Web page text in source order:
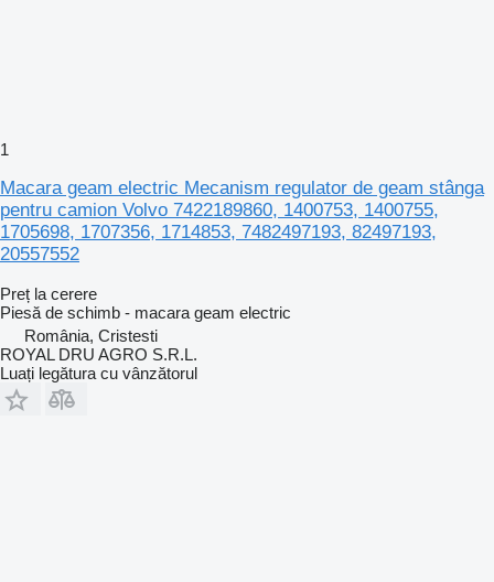
1
Macara geam electric Mecanism regulator de geam stânga
pentru camion Volvo 7422189860, 1400753, 1400755,
1705698, 1707356, 1714853, 7482497193, 82497193,
20557552
Preț la cerere
Piesă de schimb - macara geam electric
România, Cristesti
ROYAL DRU AGRO S.R.L.
Luați legătura cu vânzătorul